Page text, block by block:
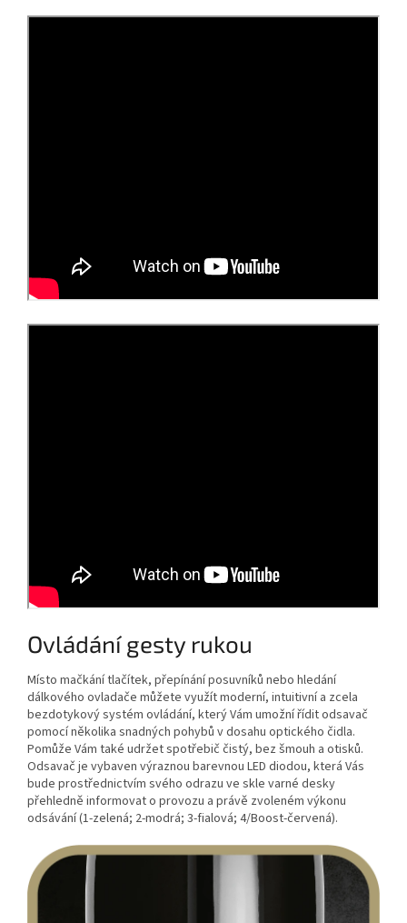
Ovládání gesty rukou
Místo mačkání tlačítek, přepínání posuvníků nebo hledání
dálkového ovladače můžete využít moderní, intuitivní a zcela
bezdotykový systém ovládání, který Vám umožní řídit odsavač
pomocí několika snadných pohybů v dosahu optického čidla.
Pomůže Vám také udržet spotřebič čistý, bez šmouh a otisků.
Odsavač je vybaven výraznou barevnou LED diodou, která Vás
bude prostřednictvím svého odrazu ve skle varné desky
přehledně informovat o provozu a právě zvoleném výkonu
odsávání (1-zelená; 2-modrá; 3-fialová; 4/Boost-červená).